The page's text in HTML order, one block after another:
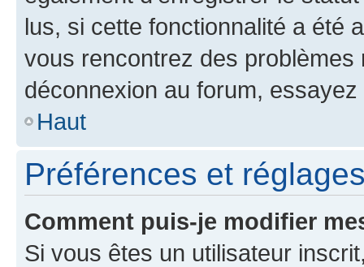
lus, si cette fonctionnalité a été
vous rencontrez des
déconnexion au forum,
Haut
Préférences et
Comment puis-je modifier
Si vous êtes un utilisateur